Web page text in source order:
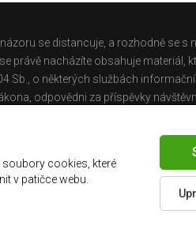
se distancuje, a rozhodně se s
právě nacházíte obsahuje materiál,
Sb., o některých službách informační
odpovědni za příspěvky
cookies, které
v patičce webu.